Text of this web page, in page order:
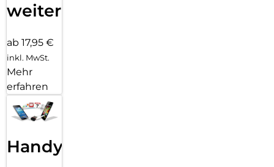
weiter
ab 17,95 €
inkl. MwSt.
Mehr
erfahren
Handy